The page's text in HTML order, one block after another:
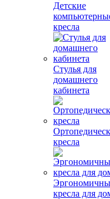
Детские
кресла
Стулья для
домашнего
кабинета
кресла
кресла для